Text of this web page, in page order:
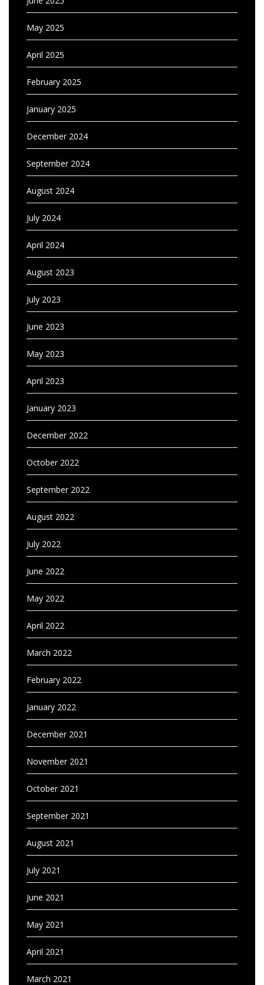
May 2025
April 2025
February 2025
January 2025
December 2024
September 2024
August 2024
July 2024
April 2024
August 2023
July 2023
June 2023
May 2023
April 2023
January 2023
December 2022
October 2022
September 2022
August 2022
July 2022
June 2022
May 2022
April 2022
March 2022
February 2022
January 2022
December 2021
November 2021
October 2021
September 2021
August 2021
July 2021
June 2021
May 2021
April 2021
March 2021